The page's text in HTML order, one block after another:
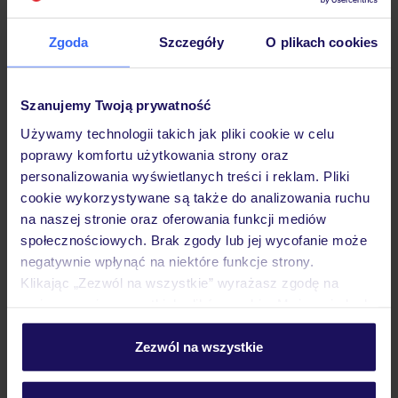
Zgoda Szczegóły O plikach cookies
Szanujemy Twoją prywatność
Używamy technologii takich jak pliki cookie w celu
poprawy komfortu użytkowania strony oraz
personalizowania wyświetlanych treści i reklam. Pliki
cookie wykorzystywane są także do analizowania ruchu
na naszej stronie oraz oferowania funkcji mediów
społecznościowych. Brak zgody lub jej wycofanie może
negatywnie wpłynąć na niektóre funkcje strony.
Klikając „Zezwól na wszystkie” wyrażasz zgodę na
personalizować swój wybór wchodząc w zakładkę
Szczegółowe informacje o plikach cookie znajdziesz
Zezwól na wszystkie
Hotel
Pokoje
Wyżywienie
Atrakcje
Ważne informacje